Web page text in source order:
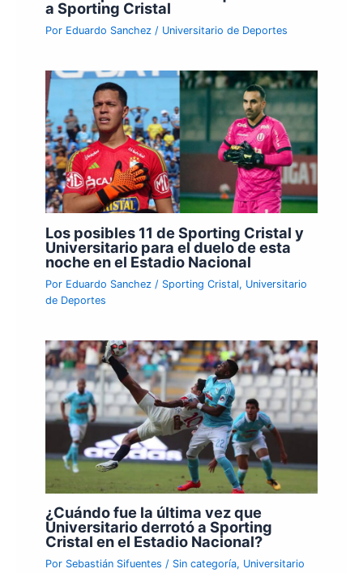
a Sporting Cristal
Por Eduardo Sanchez / Universitario de Deportes
Los posibles 11 de Sporting Cristal y
Universitario para el duelo de esta
noche en el Estadio Nacional
Por Eduardo Sanchez / Sporting Cristal, Universitario
de Deportes
¿Cuándo fue la última vez que
Universitario derrotó a Sporting
Cristal en el Estadio Nacional?
Por Sebastián Sifuentes/ Sin categoría, Universitario